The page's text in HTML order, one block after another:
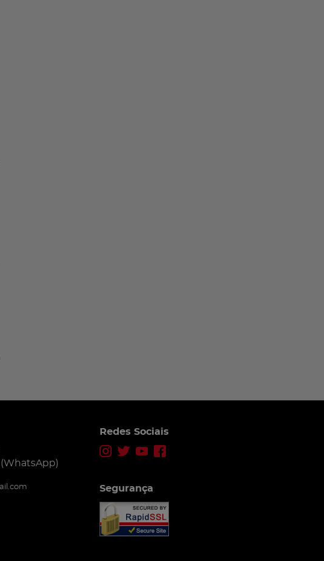
(WhatsApp)
Redes Sociais
Segurança